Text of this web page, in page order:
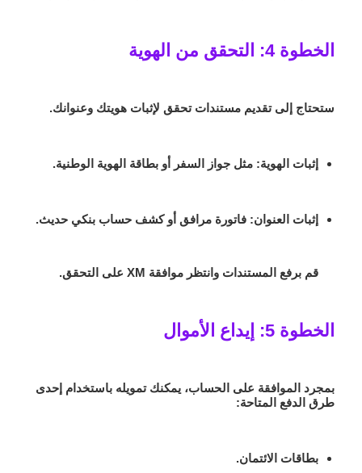
الخطوة 4: التحقق من الهوية
ستحتاج إلى تقديم مستندات تحقق لإثبات هويتك وعنوانك.
إثبات الهوية: مثل جواز السفر أو بطاقة الهوية الوطنية.
إثبات العنوان: فاتورة مرافق أو كشف حساب بنكي حديث.
قم برفع المستندات وانتظر موافقة XM على التحقق.
الخطوة 5: إيداع الأموال
بمجرد الموافقة على الحساب، يمكنك تمويله باستخدام إحدى
طرق الدفع المتاحة:
بطاقات الائتمان.